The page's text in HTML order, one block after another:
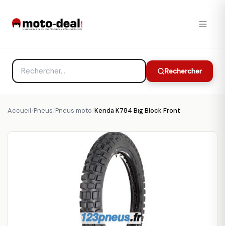
Rechercher
Accueil/Pneus/Pneus moto/Kenda K784 Big Block Front